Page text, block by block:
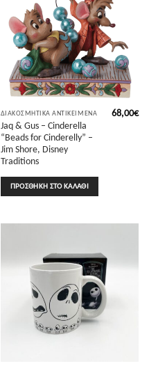
ΔΙΑΚΟΣΜΗΤΙΚΆ ΑΝΤΙΚΕΊΜΕΝΑ
Jaq & Gus – Cinderella
“Beads for Cinderelly” –
Jim Shore, Disney
Traditions
68,00€
ΠΡΟΣΘΉΚΗ ΣΤΟ ΚΑΛΆΘΙ